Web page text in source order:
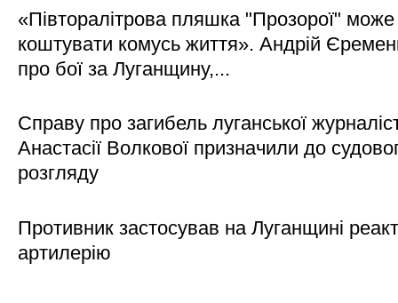
«Півторалітрова пляшка "Прозорої" може
коштувати комусь життя». Андрій
про бої за Луганщину,...
Справу про загибель луганської
Анастасії Волкової призначили до
розгляду
Противник застосував на Луганщині
артилерію